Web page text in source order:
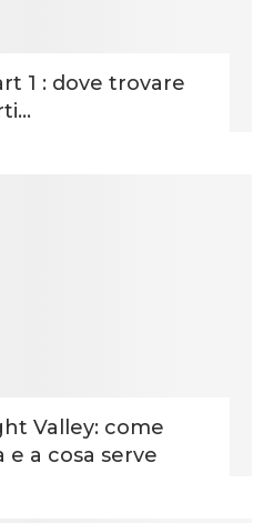
1 : dove trovare
Valley: come
e a cosa serve